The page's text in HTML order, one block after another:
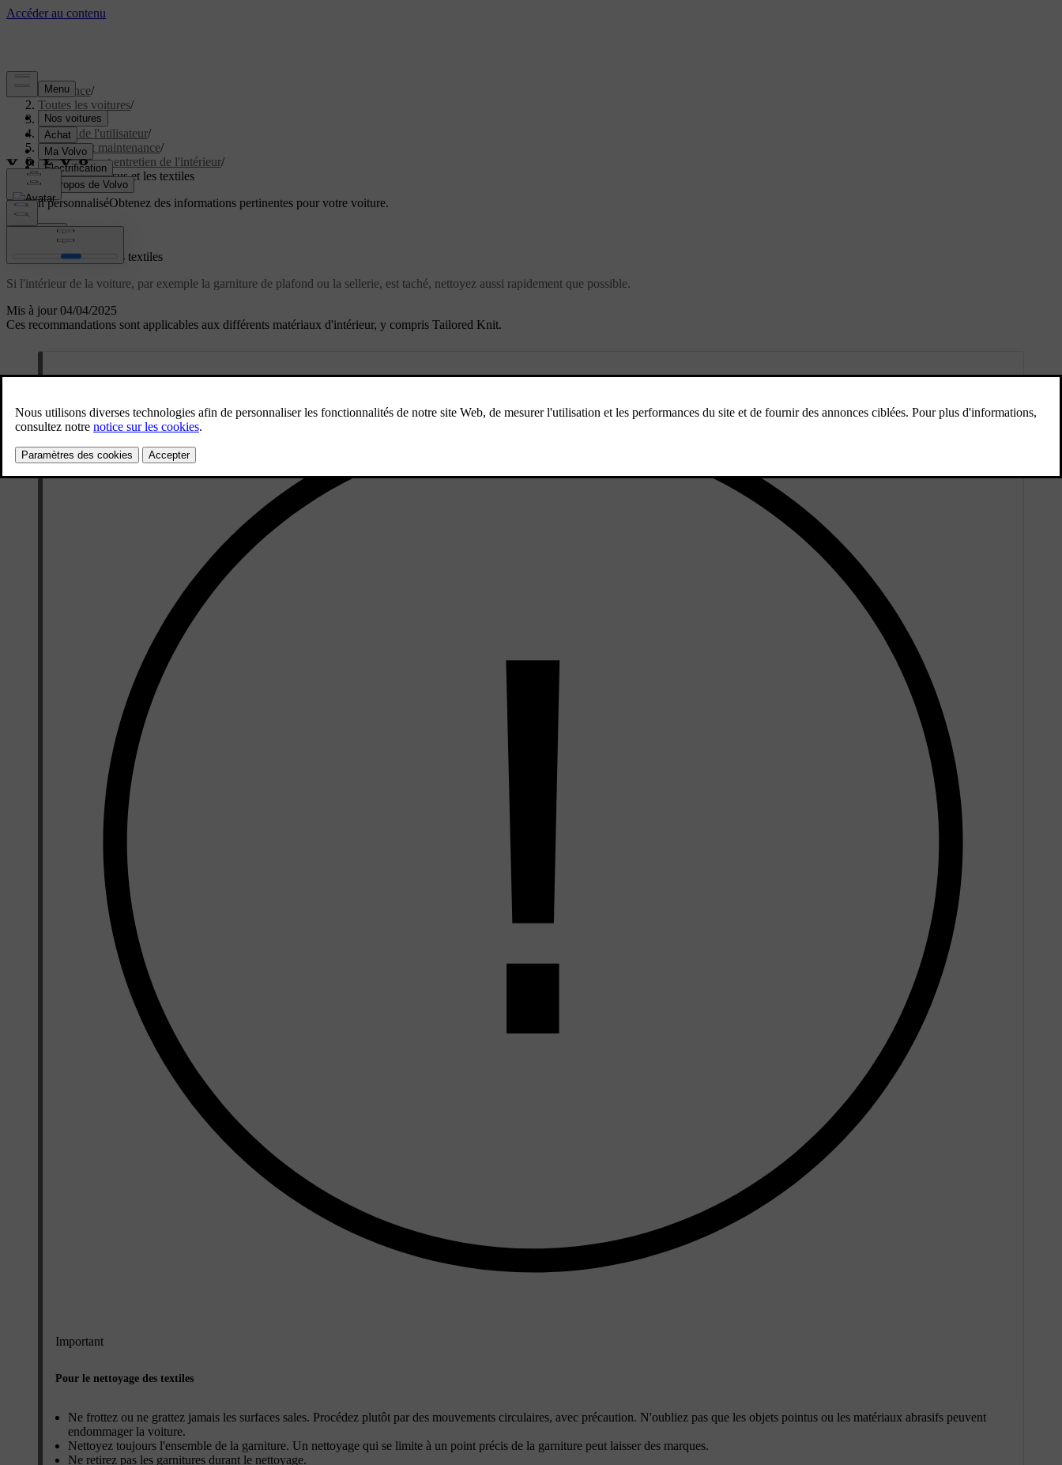
Assistance/
Toutes les voitures/
EC40 2027/
Manuel de l'utilisateur/
Entretien et maintenance/
Nettoyage et entretien de l'intérieur/
Nettoyer les tissus et les textiles
Soutien personnaliséObtenez des informations pertinentes pour votre voiture.
Connexion
Mis à jour 04/04/2025
Nettoyer les tissus et les textiles
Si l'intérieur de la voiture, par exemple la garniture de plafond ou la sellerie, est taché, nettoyez aussi rapidement que possible.
Ces recommandations sont applicables aux différents matériaux d'intérieur, y compris Tailored Knit.
Important
Pour le nettoyage des textiles
Ne frottez ou ne grattez jamais les surfaces sales. Procédez plutôt par des mouvements circulaires, avec précaution. N'oubliez pas que les objets pointus ou les matériaux abrasifs peuvent
endommager la voiture.
Nettoyez toujours l'ensemble de la garniture. Un nettoyage qui se limite à un point précis de la garniture peut laisser des marques.
Ne retirez pas les garnitures durant le nettoyage.